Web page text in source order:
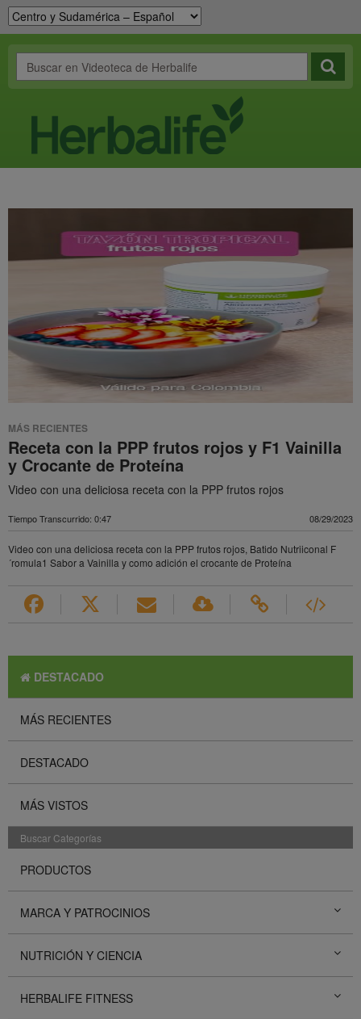
MÁS RECIENTES
Receta con la PPP frutos rojos y F1 Vainilla
y Crocante de Proteína
Video con una deliciosa receta con la PPP frutos rojos
Tiempo Transcurrido: 0:47 08/29/2023
Video con una deliciosa receta con la PPP frutos rojos, Batido Nutriiconal F
´romula1 Sabor a Vainilla y como adición el crocante de Proteína
DESTACADO
MÁS RECIENTES
DESTACADO
MÁS VISTOS
Buscar Categorías
PRODUCTOS
MARCA Y PATROCINIOS
NUTRICIÓN Y CIENCIA
HERBALIFE FITNESS